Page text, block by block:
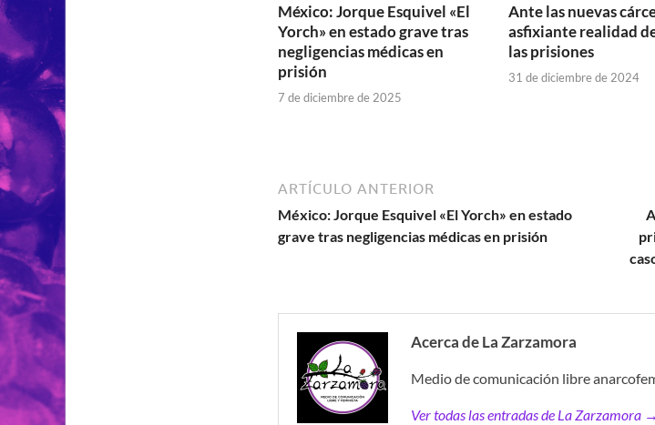
México: Jorque Esquivel «El
Yorch» en estado grave tras
negligencias médicas en
prisión
7 de diciembre de 2025
Ante las nuevas
asfixiante realidad
las prisiones
31 de diciembre de 2024
ARTÍCULO ANTERIOR
México: Jorque Esquivel «El Yorch» en estado
grave tras negligencias médicas en prisión
Acerca de La Zarzamora
Medio de comunicación libre
Ver todas las entradas de La Zarzamora →